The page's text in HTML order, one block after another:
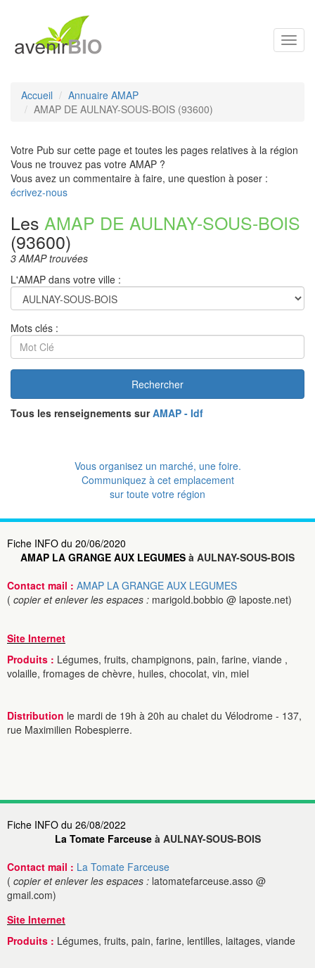
Accueil
Annuaire AMAP
AMAP DE AULNAY-SOUS-BOIS (93600)
Votre Pub sur cette page et toutes les pages relatives à la région
Vous ne trouvez pas votre AMAP ?
Vous avez un commentaire à faire, une question à poser :
écrivez-nous
Les AMAP DE AULNAY-SOUS-BOIS
(93600)
3 AMAP trouvées
L'AMAP dans votre ville :
Mots clés :
Rechercher
Tous les renseignements surAMAP - Idf
Vous organisez un marché, une foire.
Communiquez à cet emplacement
sur toute votre région
Fiche INFO du 20/06/2020
AMAP LA GRANGE AUX LEGUMES à AULNAY-SOUS-BOIS
Contact mail : AMAP LA GRANGE AUX LEGUMES
( copier et enlever les espaces : marigold.bobbio @ laposte.net)
Site Internet
Produits : Légumes, fruits, champignons, pain, farine, viande ,
volaille, fromages de chèvre, huiles, chocolat, vin, miel
Distribution le mardi de 19h à 20h au cha­let du Vélo­drome - 137,
rue Maximilien Robespierre.
Fiche INFO du 26/08/2022
La Tomate Farceuseà AULNAY-SOUS-BOIS
Contact mail : La Tomate Farceuse
( copier et enlever les espaces : latomatefarceuse.asso @
gmail.com)
Site Internet
Produits : Légumes, fruits, pain, farine, lentilles, laitages, viande